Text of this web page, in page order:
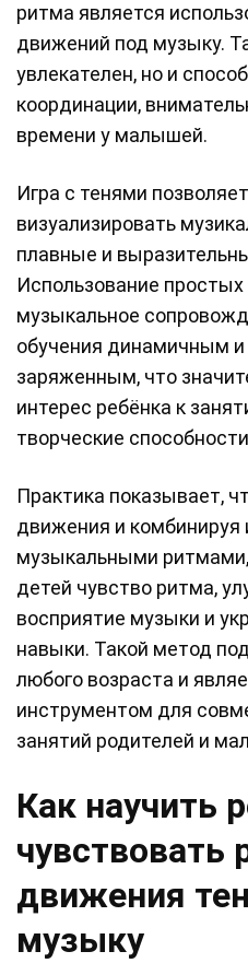
ритма является
движений под музыку.
увлекателен, но и
координации,
времени у малышей.
Игра с тенями
визуализировать
плавные и
Использование
музыкальное
обучения динамичным
заряженным, что
интерес ребёнка к
творческие
Практика показывает,
движения и комбинируя
музыкальными
детей чувство ритма,
восприятие музыки и
навыки. Такой метод
любого возраста и
инструментом для
занятий родителей и
Как научить
чувствовать
движения
музыку